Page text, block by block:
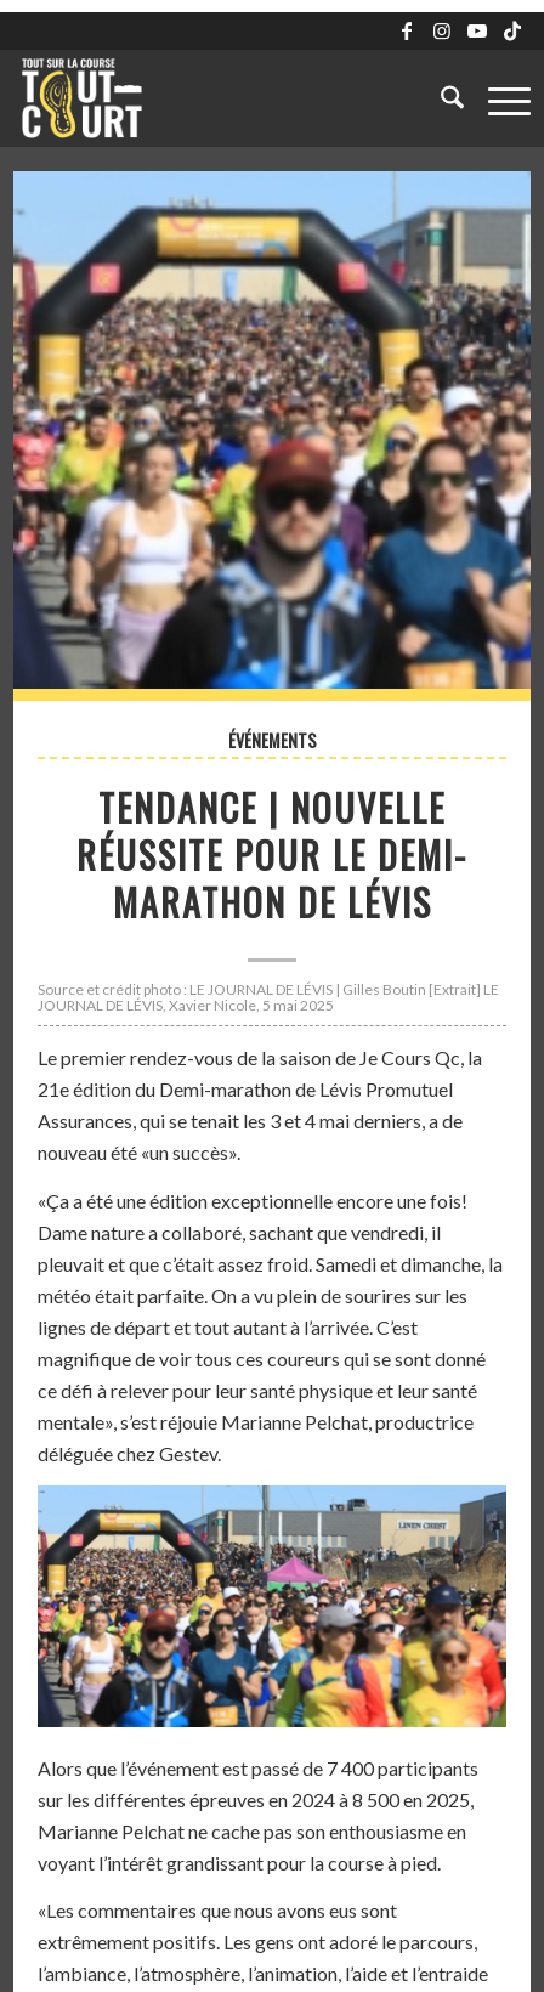
ÉVÉNEMENTS
TENDANCE | NOUVELLE
RÉUSSITE POUR LE DEMI-
MARATHON DE LÉVIS
Source et crédit photo : LE JOURNAL DE LÉVIS | Gilles Boutin [Extrait] LE
JOURNAL DE LÉVIS, Xavier Nicole, 5 mai 2025
Le premier rendez-vous de la saison de Je Cours Qc, la
21e édition du Demi-marathon de Lévis Promutuel
Assurances, qui se tenait les 3 et 4 mai derniers, a de
nouveau été «un succès».
«Ça a été une édition exceptionnelle encore une fois!
Dame nature a collaboré, sachant que vendredi, il
pleuvait et que c’était assez froid. Samedi et dimanche, la
météo était parfaite. On a vu plein de sourires sur les
lignes de départ et tout autant à l’arrivée. C’est
magnifique de voir tous ces coureurs qui se sont donné
ce défi à relever pour leur santé physique et leur santé
mentale», s’est réjouie Marianne Pelchat, productrice
déléguée chez Gestev.
Alors que l’événement est passé de 7 400 participants
sur les différentes épreuves en 2024 à 8 500 en 2025,
Marianne Pelchat ne cache pas son enthousiasme en
voyant l’intérêt grandissant pour la course à pied.
«Les commentaires que nous avons eus sont
extrêmement positifs. Les gens ont adoré le parcours,
l’ambiance, l’atmosphère, l’animation, l’aide et l’entraide